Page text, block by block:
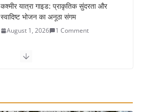
कश्मीर यात्रा गाइड: प्राकृतिक सुंदरता और
स्वादिष्ट भोजन का अनूठा संगम
August 1, 2026 1 Comment
वजन घटाने के लिए 8 बेहतरीन वॉकिंग